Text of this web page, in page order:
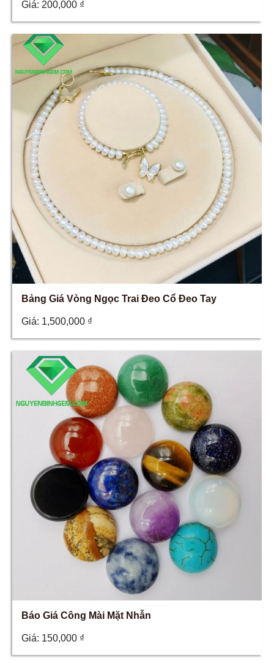
Giá: 200,000 ₫
Bảng Giá Vòng Ngọc Trai Đeo Cổ Đeo Tay
Giá: 1,500,000 ₫
Báo Giá Công Mài Mặt Nhẫn
Giá: 150,000 ₫